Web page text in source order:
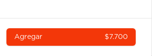
$6.900
Agregar $7.700